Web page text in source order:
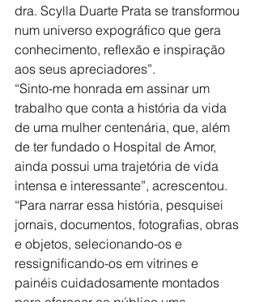
dra. Scylla Duarte Prata se transformou
num universo expográfico que gera
conhecimento, reflexão e inspiração
aos seus apreciadores”.
“Sinto-me honrada em assinar um
trabalho que conta a história da vida
de uma mulher centenária, que, além
de ter fundado o Hospital de Amor,
ainda possui uma trajetória de vida
intensa e interessante”, acrescentou.
“Para narrar essa história, pesquisei
jornais, documentos, fotografias, obras
e objetos, selecionando-os e
ressignificando-os em vitrines e
painéis cuidadosamente montados